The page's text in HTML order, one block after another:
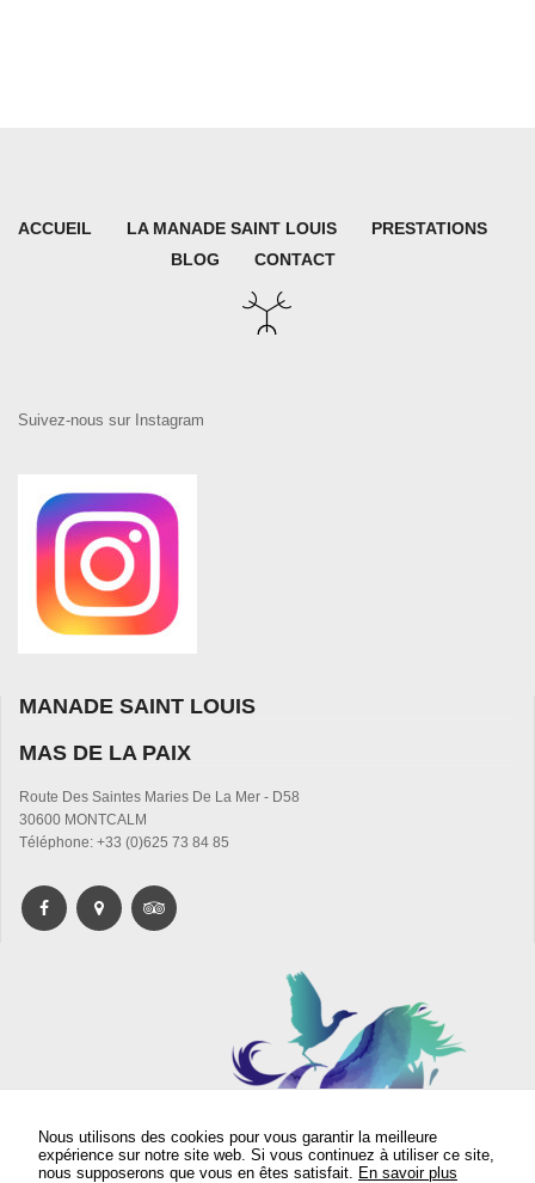
ACCUEIL LA MANADE SAINT LOUIS
PRESTATIONS
BLOG
CONTACT
Suivez-nous sur Instagram
MANADE SAINT LOUIS
MAS DE LA PAIX
Route Des Saintes Maries De La Mer - D58
30600 MONTCALM
Téléphone: +33 (0)625 73 84 85
Nous utilisons des cookies pour vous garantir la meilleure
expérience sur notre site web. Si vous continuez à utiliser ce site,
nous supposerons que vous en êtes satisfait. En savoir plus